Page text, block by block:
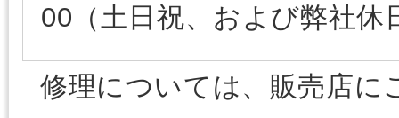
00（土日祝、および弊社休
修理については、販売店に